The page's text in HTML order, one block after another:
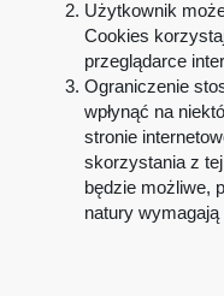
Użytkownik
Cookies
przeglądarce
Ograniczenie
wpłynąć na
stronie
skorzystania z
będzie możliwe,
natury